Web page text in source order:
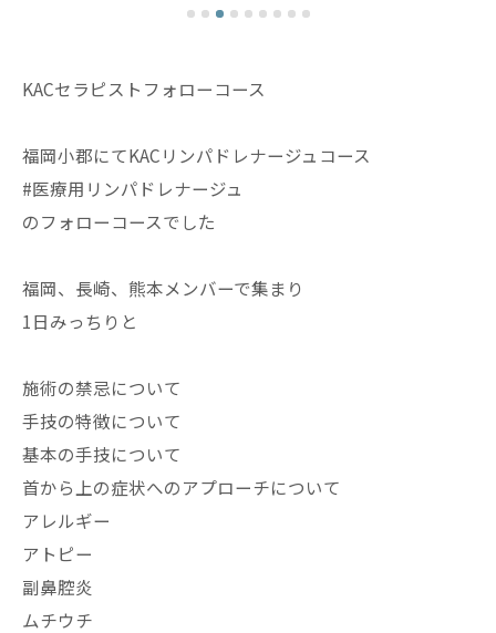
KACセラピストフォローコース
福岡小郡にてKACリンパドレナージュコース
#医療用リンパドレナージュ
のフォローコースでした
福岡、長崎、熊本メンバーで集まり
1日みっちりと
施術の禁忌について
手技の特徴について
基本の手技について
首から上の症状へのアプローチについて
アレルギー
アトピー
副鼻腔炎
ムチウチ